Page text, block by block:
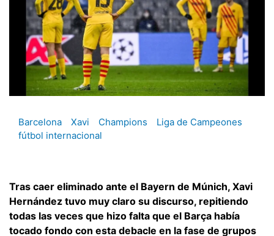
Barcelona Xavi Champions
Liga de Campeones
fútbol internacional
Tras caer eliminado ante el Bayern de Múnich, Xavi
Hernández tuvo muy claro su discurso, repitiendo
todas las veces que hizo falta que el Barça había
tocado fondo con esta debacle en la fase de grupos